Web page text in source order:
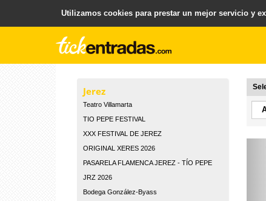
Plataforma para la Venta y Gestion de Entradas .
Jerez
Teatro Villamarta
TIO PEPE FESTIVAL
XXX FESTIVAL DE JEREZ
ORIGINAL XERES 2026
PASARELA FLAMENCA JEREZ - TÍO PEPE
JRZ 2026
Bodega González-Byass
Utilizamos cookies para prestar un mejor servicio y